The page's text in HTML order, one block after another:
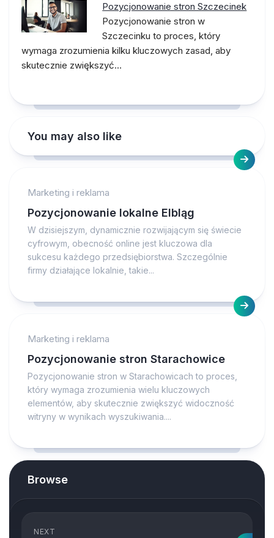
Pozycjonowanie stron Szczecinek
Pozycjonowanie stron w
Szczecinku to proces, który
wymaga zrozumienia kilku kluczowych zasad, aby
skutecznie zwiększyć…
You may also like
Marketing i reklama
Pozycjonowanie lokalne Elbląg
W dzisiejszym, dynamicznie rozwijającym się świecie
cyfrowym, obecność online jest kluczowa dla
sukcesu każdego przedsiębiorstwa. Szczególnie
firmy działające lokalnie, takie...
Marketing i reklama
Pozycjonowanie stron Starachowice
Pozycjonowanie stron w Starachowicach to proces,
który wymaga zrozumienia wielu kluczowych
elementów, aby skutecznie zwiększyć widoczność
witryny w wynikach wyszukiwania....
Browse
NEXT